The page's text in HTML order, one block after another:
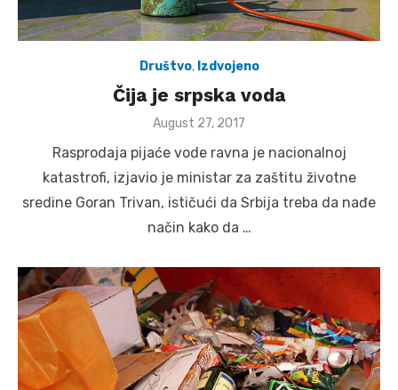
Društvo, Izdvojeno
Čija je srpska voda
Posted
August 27, 2017
Rasprodaja pijaće vode ravna je nacionalnoj
katastrofi, izjavio je ministar za zaštitu životne
sredine Goran Trivan, ističući da Srbija treba da nađe
način kako da …